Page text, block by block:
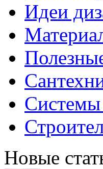
Идеи
Новые